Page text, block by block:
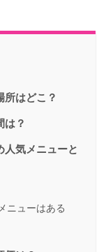
所はどこ？
は？
人気メニューと
ニューはある